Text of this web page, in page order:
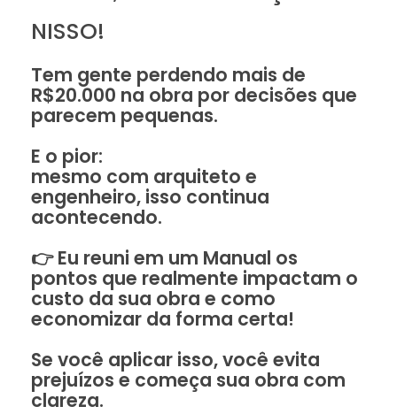
NISSO!
Tem gente perdendo mais de
R$20.000 na obra por decisões que
parecem pequenas.
E o pior:
mesmo com arquiteto e
engenheiro, isso continua
acontecendo.
👉 Eu reuni em um Manual os
pontos que realmente impactam o
custo da sua obra e como
economizar da forma certa!
Se você aplicar isso, você evita
prejuízos e começa sua obra com
clareza.